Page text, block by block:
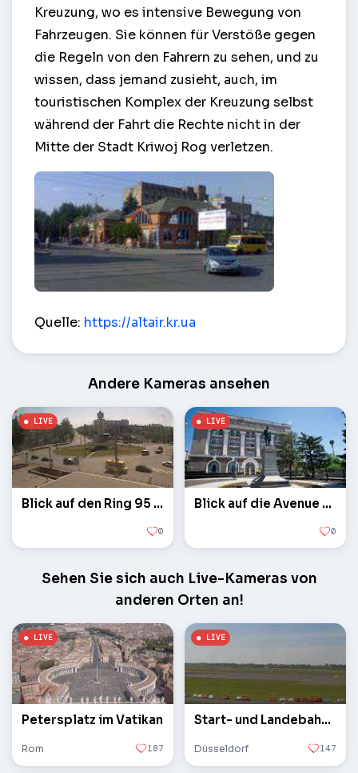
Kreuzung, wo es intensive Bewegung von
Fahrzeugen. Sie können für Verstöße gegen
die Regeln von den Fahrern zu sehen, und zu
wissen, dass jemand zusieht, auch, im
touristischen Komplex der Kreuzung selbst
während der Fahrt die Rechte nicht in der
Mitte der Stadt Kriwoj Rog verletzen.
Quelle: https://altair.kr.ua
Andere Kameras ansehen
Blick auf den Ring 95 Viertel
0
Blick auf die Avenue of Karl Marx
0
Sehen Sie sich auch Live-Kameras von
anderen Orten an!
Petersplatz im Vatikan
Rom 187
Start- und Landebahn des Flughafens
Düsseldorf 147